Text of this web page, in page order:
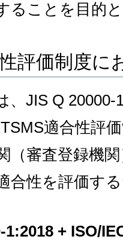
ることを目的
評価制度に
、JIS Q 20000-
適合性評
（審査登録機
合性を評価す
1:2018 + ISO/